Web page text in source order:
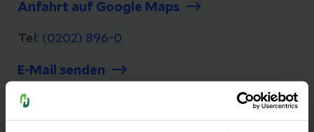
Anfahrt auf Google Maps
Tel: (0202) 896-0
E-Mail senden